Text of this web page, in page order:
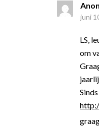
juni
LS,
om